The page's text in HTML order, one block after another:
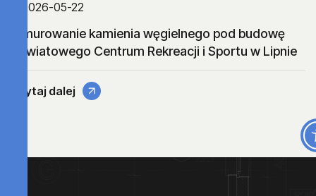
2026-05-22
Wmurowanie kamienia węgielnego pod budowę
Powiatowego Centrum Rekreacji i Sportu w Lipnie
Czytaj dalej